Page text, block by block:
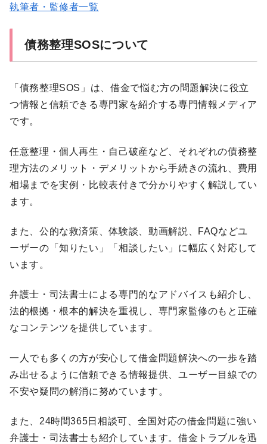
執筆者・監修者一覧
債務整理SOSについて
「債務整理SOS」は、借金で悩む方の問題解決に役立
つ情報と信頼できる専門家を紹介する専門情報メディア
です。
任意整理・個人再生・自己破産など、それぞれの債務整
理方法のメリット・デメリットから手続きの流れ、費用
相場までを実例・比較表付きで分かりやすく解説してい
ます。
また、公的な救済策、体験談、動画解説、FAQなどユ
ーザーの「知りたい」「相談したい」に幅広く対応して
います。
弁護士・司法書士による専門的なアドバイスも紹介し、
法的根拠・根本的解決を重視し、専門家監修のもと正確
なコンテンツを提供しています。
一人でも多くの方が安心して借金問題解決への一歩を踏
み出せるように信頼できる情報提供、ユーザー目線での
不安や疑問の解消に努めています。​
また、24時間365日相談可、全国対応の借金問題に強い
弁護士・司法書士も紹介しています。借金トラブルを迅